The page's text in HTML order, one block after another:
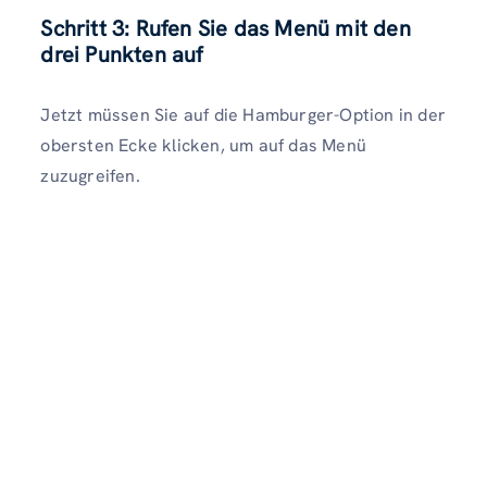
Schritt 3: Rufen Sie das Menü mit den
drei Punkten auf
Jetzt müssen Sie auf die Hamburger-Option in der
obersten Ecke klicken, um auf das Menü
zuzugreifen.